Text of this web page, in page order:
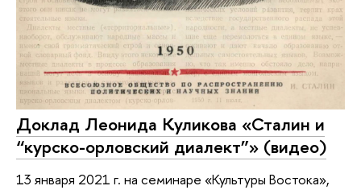
Доклад Леонида Куликова «Сталин и
“курско-орловский диалект”» (видео)
13 января 2021 г. на семинаре «Культуры Востока»,